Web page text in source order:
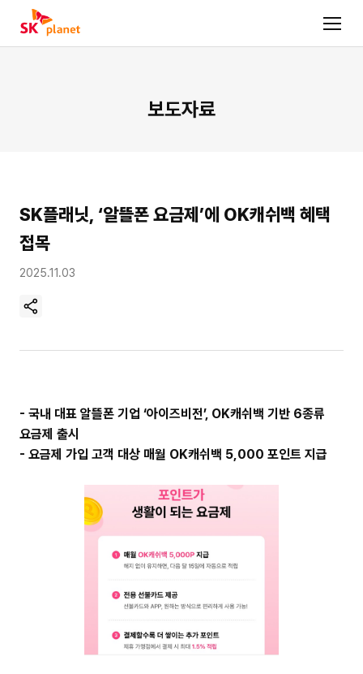
보도자료
SK플래닛, ‘알뜰폰 요금제’에 OK캐쉬백 혜택
접목
2025.11.03
현
이
복
사
- 국내 대표 알뜰폰 기업 ‘아이즈비전’, OK캐쉬백 기반 6종류
요금제 출시
- 요금제 가입 고객 대상 매월 OK캐쉬백 5,000 포인트 지급